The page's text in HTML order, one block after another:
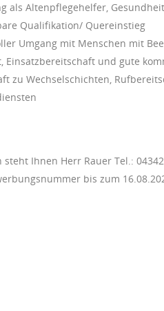
als Altenpflegehelfer,
Qualifikation/ Quereinstieg
Umgang mit Menschen mit
Einsatzbereitschaft und gute
zu Wechselschichten,
steht Ihnen Herr Rauer Tel.:
bis zum